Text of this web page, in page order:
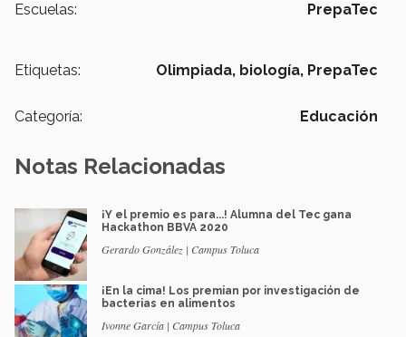
Escuelas: PrepaTec
Etiquetas: Olimpiada, biología, PrepaTec
Categoría: Educación
Notas Relacionadas
¡Y el premio es para...! Alumna del Tec gana
Hackathon BBVA 2020
Gerardo González | Campus Toluca
¡En la cima! Los premian por investigación de
bacterias en alimentos
Ivonne García | Campus Toluca